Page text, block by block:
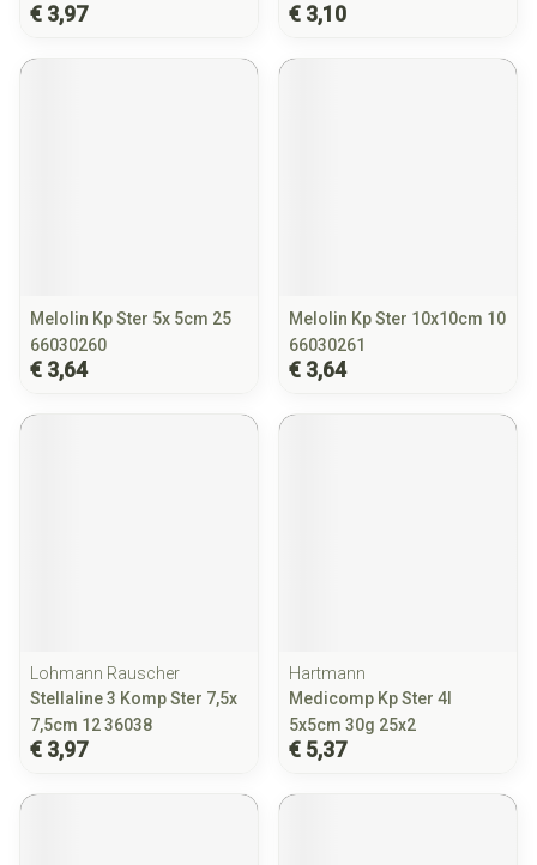
€ 3,97 € 3,10
Melolin Kp Ster 5x 5cm 25
66030260
€ 3,64
Melolin Kp Ster 10x10cm 10
66030261
€ 3,64
Lohmann Rauscher
Stellaline 3 Komp Ster 7,5x
7,5cm 12 36038
€ 3,97
Hartmann
Medicomp Kp Ster 4l
5x5cm 30g 25x2
€ 5,37